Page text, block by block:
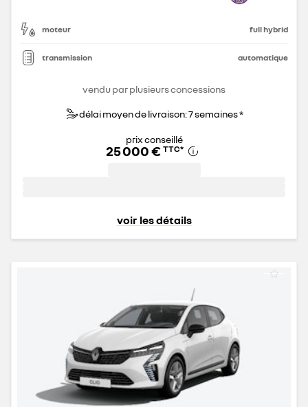
moteur full hybrid
transmission automatique
vendu par plusieurs concessions
délai moyen de livraison: 7 semaines *
prix conseillé
25 000 € TTC*
voir les détails